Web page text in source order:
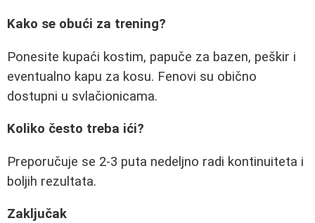
Kako se obući za trening?
Ponesite kupaći kostim, papuče za bazen, peškir i
eventualno kapu za kosu. Fenovi su obično
dostupni u svlačionicama.
Koliko često treba ići?
Preporučuje se 2-3 puta nedeljno radi kontinuiteta i
boljih rezultata.
Zaključak